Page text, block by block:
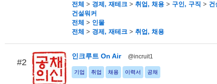
전체 > 경제, 재테크 > 취업, 채용 > 구인, 구직 > 건
건설워커
전체 > 인물
전체 > 경제, 재테크 > 취업, 채용
#2
인크루트 On Air @incruit1
기업 취업 채용 이력서 공채